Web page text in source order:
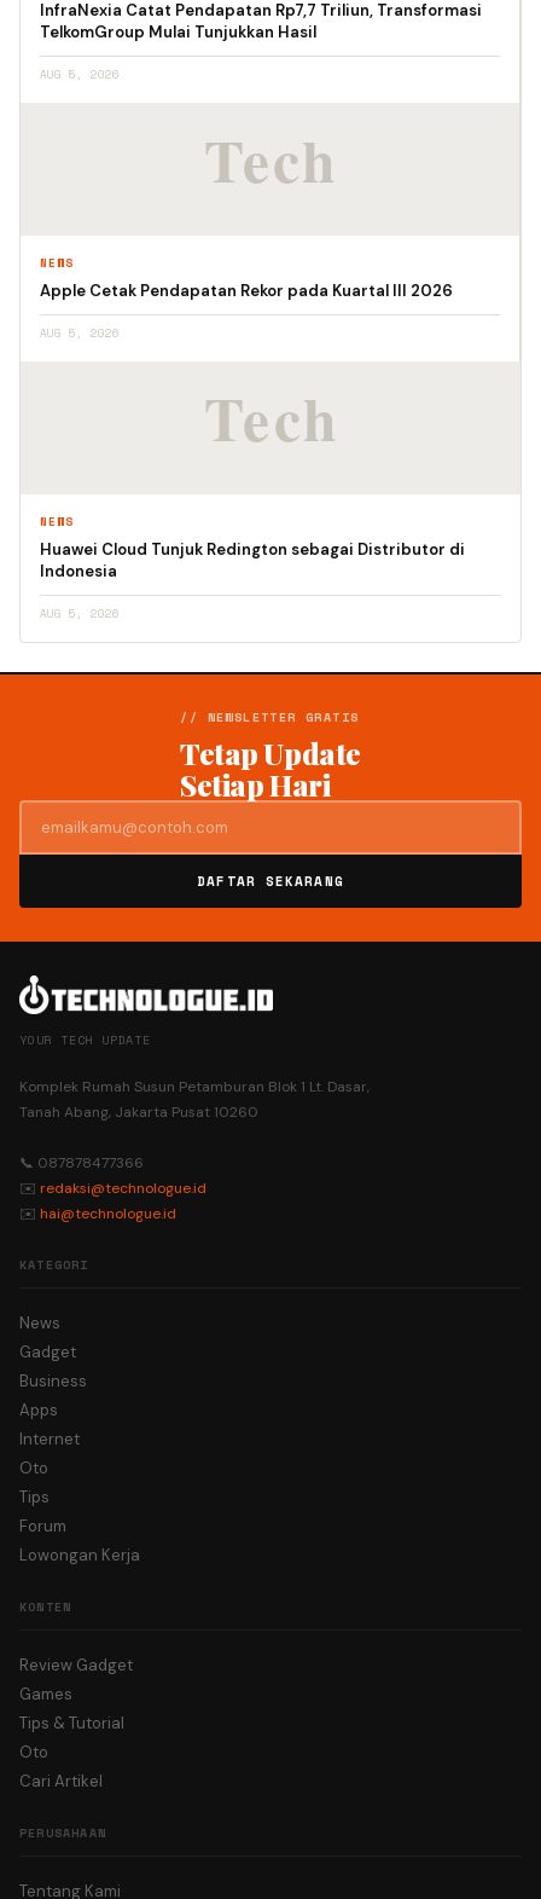
InfraNexia Catat Pendapatan Rp7,7 Triliun, Transformasi
TelkomGroup Mulai Tunjukkan Hasil
AUG 5, 2026
NEWS
Apple Cetak Pendapatan Rekor pada Kuartal III 2026
AUG 5, 2026
NEWS
Huawei Cloud Tunjuk Redington sebagai Distributor di
Indonesia
AUG 5, 2026
// NEWSLETTER GRATIS
Tetap Update
Setiap Hari
DAFTAR SEKARANG
YOUR TECH UPDATE
Komplek Rumah Susun Petamburan Blok 1 Lt. Dasar,
Tanah Abang, Jakarta Pusat 10260
📞 087878477366
✉️ redaksi@technologue.id
✉️ hai@technologue.id
KATEGORI
News
Gadget
Business
Apps
Internet
Oto
Tips
Forum
Lowongan Kerja
KONTEN
Review Gadget
Games
Tips & Tutorial
Oto
Cari Artikel
PERUSAHAAN
Tentang Kami